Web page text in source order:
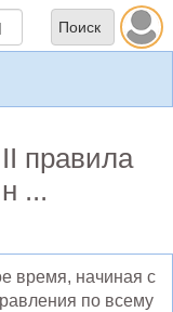
правила
...
время, начиная с
по всему